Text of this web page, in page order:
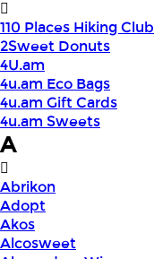
110 Places Hiking Club
2Sweet Donuts
4U.am
4u.am Eco Bags
4u.am Gift Cards
4u.am Sweets
A
Abrikon
Adopt
Akos
Alcosweet